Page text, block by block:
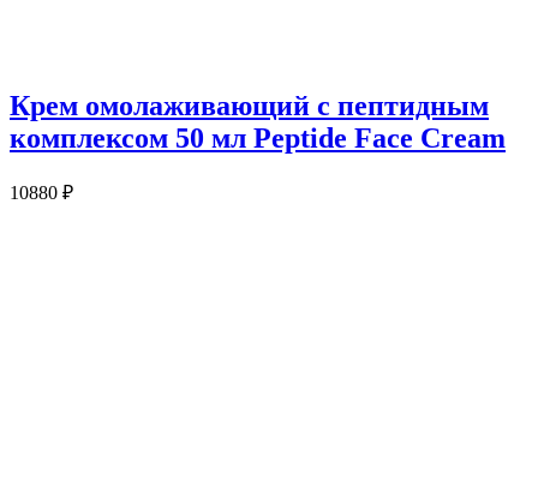
Крем омолаживающий с пептидным
комплексом 50 мл Peptide Face Cream
10880 ₽